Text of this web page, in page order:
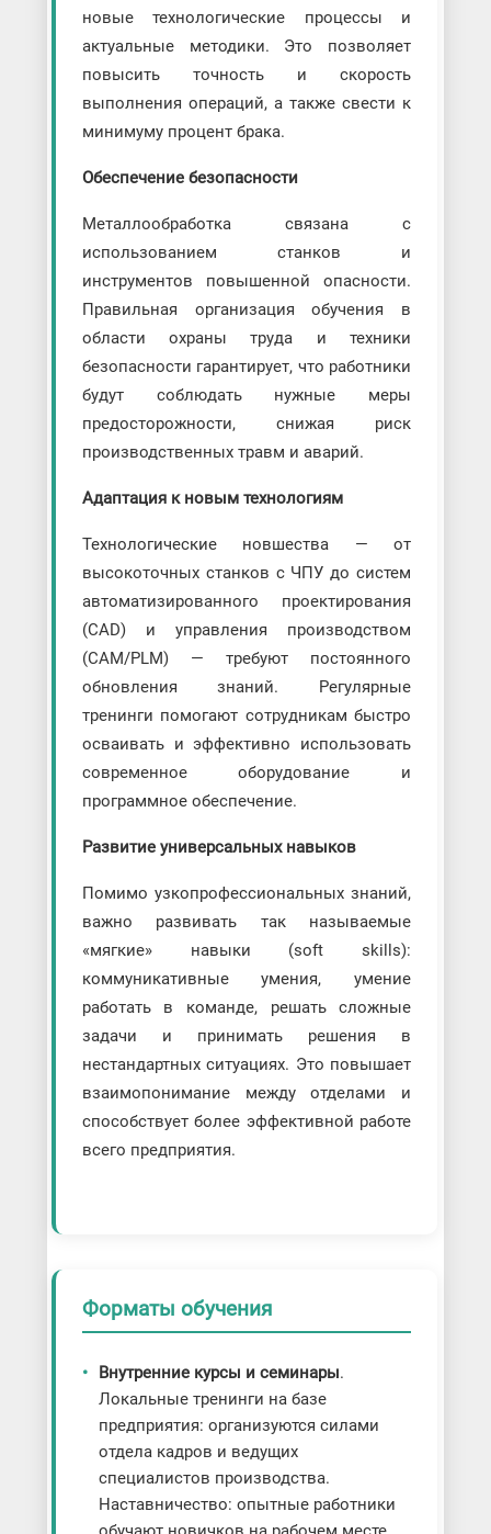
новые технологические процессы и
актуальные методики. Это позволяет
повысить точность и скорость
выполнения операций, а также свести к
минимуму процент брака.
Обеспечение безопасности
Металлообработка связана с
использованием станков и
инструментов повышенной опасности.
Правильная организация обучения в
области охраны труда и техники
безопасности гарантирует, что работники
будут соблюдать нужные меры
предосторожности, снижая риск
производственных травм и аварий.
Адаптация к новым технологиям
Технологические новшества — от
высокоточных станков с ЧПУ до систем
автоматизированного проектирования
(CAD) и управления производством
(CAM/PLM) — требуют постоянного
обновления знаний. Регулярные
тренинги помогают сотрудникам быстро
осваивать и эффективно использовать
современное оборудование и
программное обеспечение.
Развитие универсальных навыков
Помимо узкопрофессиональных знаний,
важно развивать так называемые
«мягкие» навыки (soft skills):
коммуникативные умения, умение
работать в команде, решать сложные
задачи и принимать решения в
нестандартных ситуациях. Это повышает
взаимопонимание между отделами и
способствует более эффективной работе
всего предприятия.
Форматы обучения
Внутренние курсы и семинары.
Локальные тренинги на базе
предприятия: организуются силами
отдела кадров и ведущих
специалистов производства.
Наставничество: опытные работники